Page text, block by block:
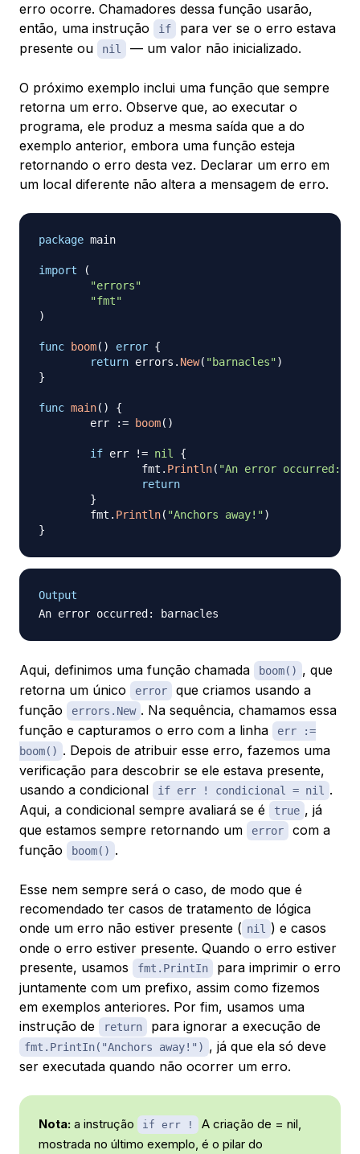
erro ocorre. Chamadores dessa função usarão,
então, uma instrução
if
para ver se o erro estava
presente ou
nil — um valor não inicializado.
O próximo exemplo inclui uma função que sempre
retorna um erro. Observe que, ao executar o
programa, ele produz a mesma saída que a do
exemplo anterior, embora uma função esteja
retornando o erro desta vez. Declarar um erro em
um local diferente não altera a mensagem de erro.
package main
import
(
"errors"
"fmt"
)
func boom( ) error {
return errors . New( "barnacles")
}
func main( )
{
	err
:= boom( )
if err != nil
{
		fmt
. Println( "An error occurred:"
return
}
	fmt
. Println( "Anchors away!")
}
Output
Aqui, definimos uma função chamada boom() , que
retorna um único
error
que criamos usando a
função
errors.New . Na sequência, chamamos essa
função e capturamos o erro com a linha
err :=
boom() . Depois de atribuir esse erro, fazemos uma
verificação para descobrir se ele estava presente,
usando a condicional
if err ! condicional = nil .
Aqui, a condicional sempre avaliará se é
true , já
que estamos sempre retornando um
error
com a
função
boom() .
Esse nem sempre será o caso, de modo que é
recomendado ter casos de tratamento de lógica
onde um erro não estiver presente ( nil ) e casos
onde o erro estiver presente. Quando o erro estiver
presente, usamos
fmt.PrintIn
para imprimir o erro
juntamente com um prefixo, assim como fizemos
em exemplos anteriores. Por fim, usamos uma
instrução de
return para ignorar a execução de
fmt.PrintIn("Anchors away!") , já que ela só deve
ser executada quando não ocorrer um erro.
Nota: a instrução if err !
A criação de = nil,
mostrada no último exemplo, é o pilar do